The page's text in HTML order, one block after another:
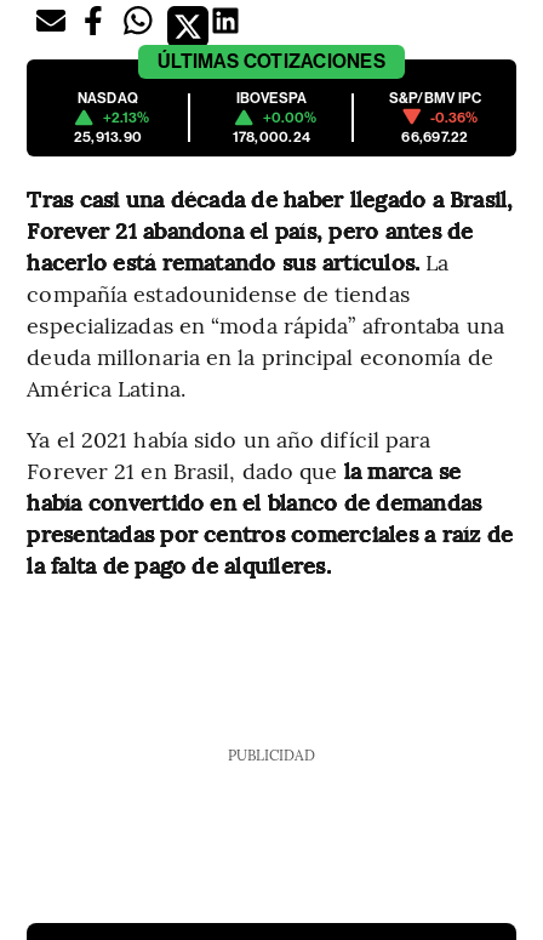
ÚLTIMAS COTIZACIONES
NASDAQ
+2.13%
25,913.90
IBOVESPA
+0.00%
178,000.24
S&P/BMV IPC
-0.36%
66,697.22
Tras casi una década de haber llegado a Brasil,
Forever 21 abandona el país, pero antes de
hacerlo está rematando sus artículos. La
compañía estadounidense de tiendas
especializadas en “moda rápida” afrontaba una
deuda millonaria en la principal economía de
América Latina.
Ya el 2021 había sido un año difícil para
Forever 21 en Brasil, dado que la marca se
había convertido en el blanco de demandas
presentadas por centros comerciales a raíz de
la falta de pago de alquileres.
PUBLICIDAD